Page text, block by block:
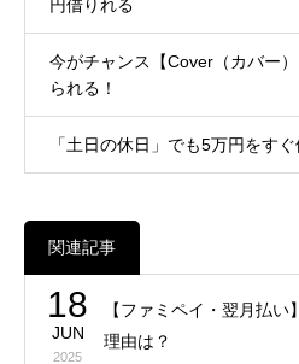
円借りれる
今がチャンス【Cover（カバー
られる！
「土日の休日」でも5万円をす
関連記事
18
JUN
2025
【ファミペイ・翌月払
理由は？